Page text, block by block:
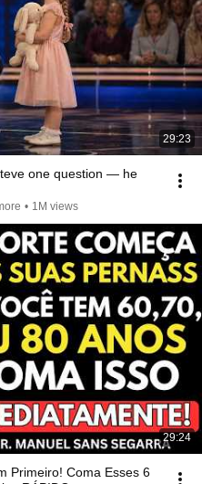
29:23
one question — he
• 1M views
29:24
Primeiro! Coma Esses 6